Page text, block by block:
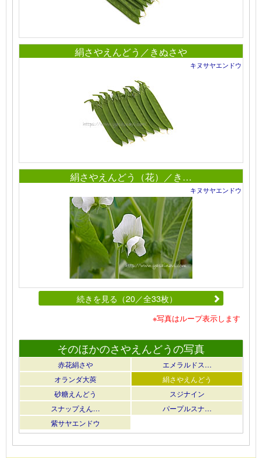
絹さやえんどう／きぬさや
キヌサヤエンドウ
絹さやえんどう（花）／き…
キヌサヤエンドウ
続きを見る（20／全33枚）
※写真はループ表示します
そのほかのさやえんどうの写真
赤花絹さや
エメラルドス…
オランダ大莢
絹さやえんどう
砂糖えんどう
スジナイン
スナップえん…
パープルスナ…
紫サヤエンドウ